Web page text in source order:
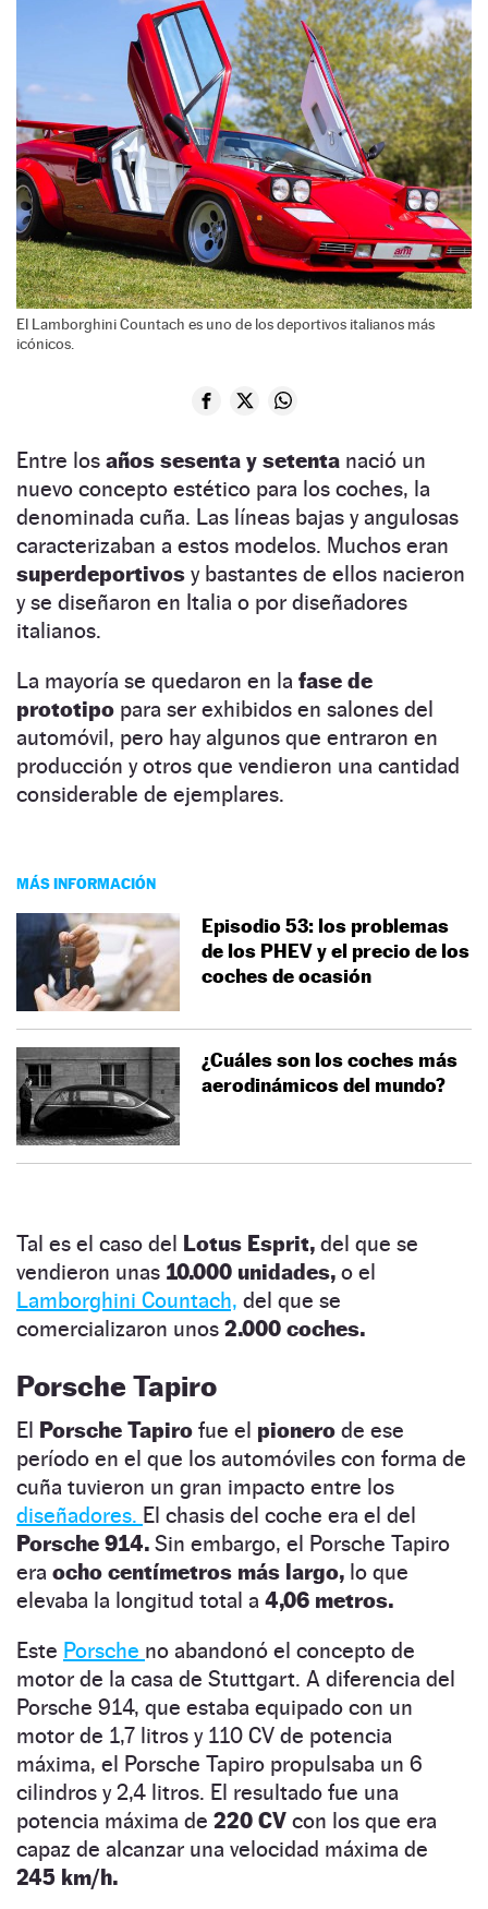
El Lamborghini Countach es uno de los deportivos italianos más
icónicos.
Entre los años sesenta y setenta nació un
nuevo concepto estético para los coches, la
denominada cuña. Las líneas bajas y angulosas
caracterizaban a estos modelos. Muchos eran
superdeportivos y bastantes de ellos nacieron
y se diseñaron en Italia o por diseñadores
italianos.
La mayoría se quedaron en la fase de
prototipo para ser exhibidos en salones del
automóvil, pero hay algunos que entraron en
producción y otros que vendieron una cantidad
considerable de ejemplares.
MÁS INFORMACIÓN
Episodio 53: los problemas
de los PHEV y el precio de los
coches de ocasión
¿Cuáles son los coches más
aerodinámicos del mundo?
Tal es el caso del Lotus Esprit, del que se
vendieron unas 10.000 unidades, o el
Lamborghini Countach, del que se
comercializaron unos 2.000 coches.
Porsche Tapiro
El Porsche Tapiro fue el pionero de ese
período en el que los automóviles con forma de
cuña tuvieron un gran impacto entre los
diseñadores. El chasis del coche era el del
Porsche 914. Sin embargo, el Porsche Tapiro
era ocho centímetros más largo, lo que
elevaba la longitud total a 4,06 metros.
Este Porsche no abandonó el concepto de
motor de la casa de Stuttgart. A diferencia del
Porsche 914, que estaba equipado con un
motor de 1,7 litros y 110 CV de potencia
máxima, el Porsche Tapiro propulsaba un 6
cilindros y 2,4 litros. El resultado fue una
potencia máxima de 220 CV con los que era
capaz de alcanzar una velocidad máxima de
245 km/h.